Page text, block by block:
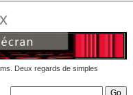
Deux regards de simples